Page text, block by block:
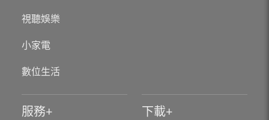
視聽娛樂
小家電
數位生活
服務 下載